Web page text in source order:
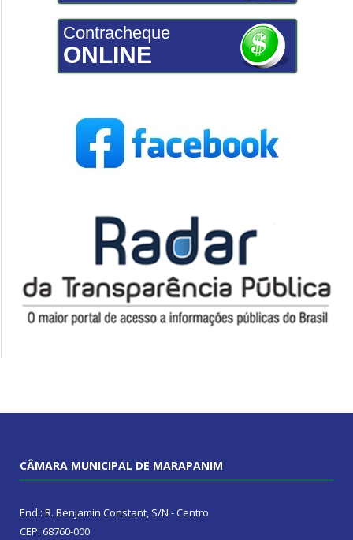
Contracheque
ONLINE
CÂMARA MUNICIPAL DE MARAPANIM
End.: R. Benjamin Constant, S/N - Centro
CEP: 68760-000